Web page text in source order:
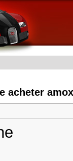
acheter